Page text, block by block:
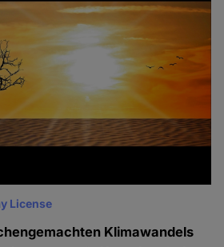
License
Klimawandels